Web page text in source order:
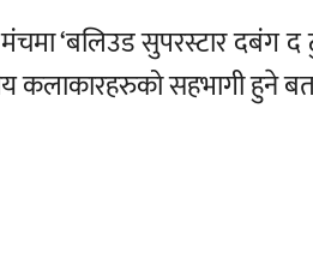
‘बलिउड सुपरस्टार दबंग द
कलाकारहरुको सहभागी हुने